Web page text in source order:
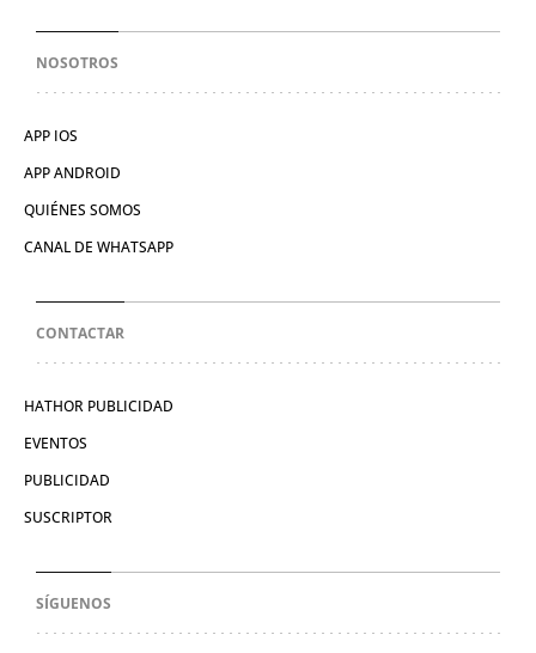
NOSOTROS
APP IOS
APP ANDROID
QUIÉNES SOMOS
CANAL DE WHATSAPP
CONTACTAR
HATHOR PUBLICIDAD
EVENTOS
PUBLICIDAD
SUSCRIPTOR
SÍGUENOS